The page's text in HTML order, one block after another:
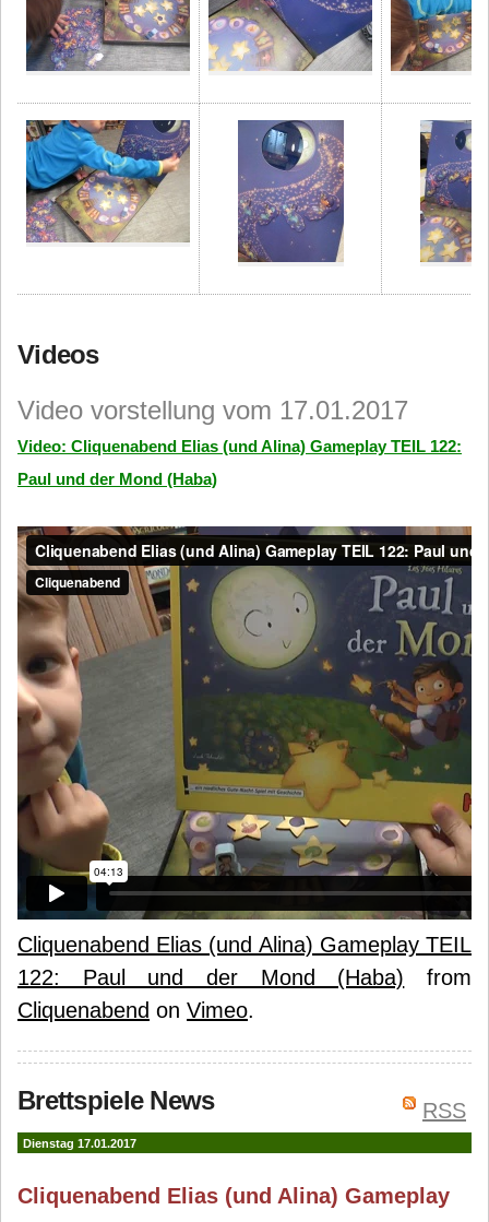
Videos
Video vorstellung vom 17.01.2017
Video: Cliquenabend Elias (und Alina) Gameplay TEIL 122:
Paul und der Mond (Haba)
Cliquenabend Elias (und Alina) Gameplay TEIL
122: Paul und der Mond (Haba) from
Cliquenabend on Vimeo.
RSS
Brettspiele News
Dienstag 17.01.2017
Cliquenabend Elias (und Alina) Gameplay